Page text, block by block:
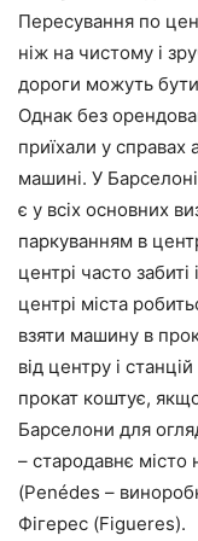
Пересування по
ніж на чистому і
дороги можуть
Однак без
приїхали у справах
машині. У
є у всіх основних
паркуванням в
центрі часто забиті
центрі міста
взяти машину в
від центру і
прокат коштує,
Барселони для
– стародавнє місто
(Penédes –
Фігерес (Figueres).